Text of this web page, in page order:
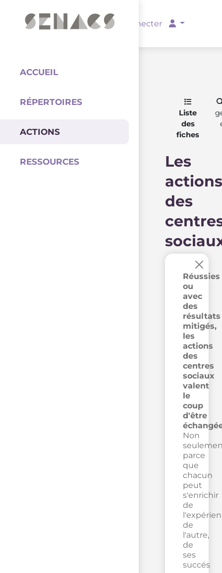
Se connecter
ACCUEIL
RÉPERTOIRES
ACTIONS
RESSOURCES
Liste
des
fiches
Les
actions
des
Réussies
ou
avec
des
résultats
mitigés,
les
actions
des
centres
sociaux
valent
le
coup
d'être
Non
parce
que
chacun
peut
s'enrichir
de
de
l'autre,
de
ses
succés
×